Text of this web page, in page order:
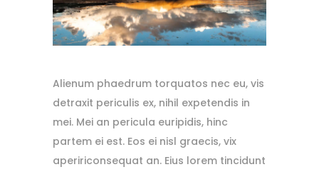
Alienum phaedrum torquatos nec eu, vis
detraxit periculis ex, nihil expetendis in
mei. Mei an pericula euripidis, hinc
partem ei est. Eos ei nisl graecis, vix
apeririconsequat an. Eius lorem tincidunt